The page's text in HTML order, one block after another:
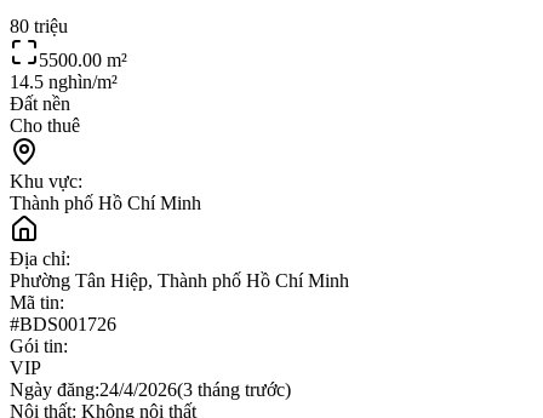
80 triệu
5500.00 m²
14.5 nghìn/m²
Đất nền
Cho thuê
Khu vực:
Thành phố Hồ Chí Minh
Địa chỉ:
Phường Tân Hiệp, Thành phố Hồ Chí Minh
Mã tin:
#BDS001726
Gói tin:
VIP
Ngày đăng:24/4/2026(3 tháng trước)
Nội thất: Không nội thất